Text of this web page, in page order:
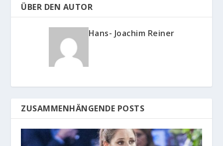
ÜBER DEN AUTOR
Hans- Joachim Reiner
ZUSAMMENHÄNGENDE POSTS